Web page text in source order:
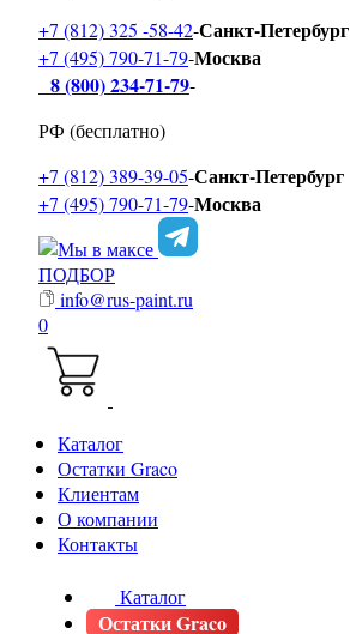
+7 (812) 325 -58-42-Санкт-Петербург
+7 (495) 790-71-79-Москва
8 (800) 234-71-79-
РФ (бесплатно)
+7 (812) 389-39-05-Санкт-Петербург
+7 (495) 790-71-79-Москва
ПОДБОР
info@rus-paint.ru
0
Каталог
Остатки Graco
Клиентам
О компании
Контакты
Каталог
Остатки Graco